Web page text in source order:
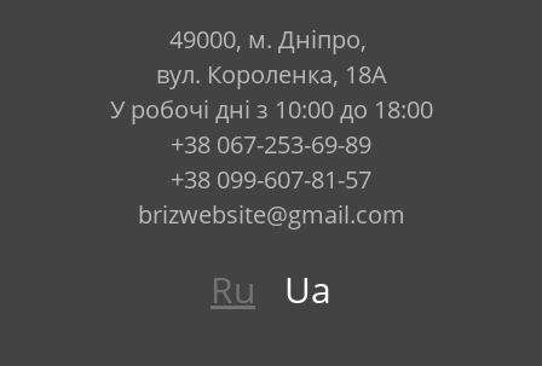
Матеріали та компоненти, що
використовуються, виготовлені з
нетоксичних матеріалів,
допущених для контакту з
питною водою та відповідних
вимогам ТУ У 29.2-2648400275-
Продуктивність:
49000, м. Дніпро,
вул. Короленка, 18А
У робочі дні з 10:00 до 18:00
+38 067-253-69-89
+38 099-607-81-57
brizwebsite@gmail.com
Ru Ua